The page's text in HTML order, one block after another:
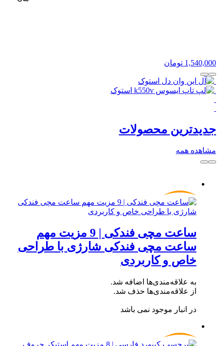
1,540,000 تومان
جدیدترین محصولات
مشاهده همه
ساعت مچی فندکی | 9 مزیت مهم
ساعت مچی فندکی شارژی با طراحی
خاص و کاربردی
به علاقه‌مندی‌ها اضافه شد.
از علاقه‌مندی‌ها حذف شد.
در انبار موجود نمی باشد